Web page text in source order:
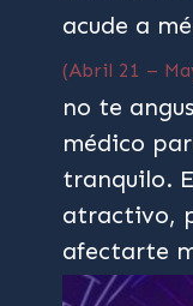
acude a
(Abril 21 –
no te
médico
tranquilo.
atractivo,
afectarte